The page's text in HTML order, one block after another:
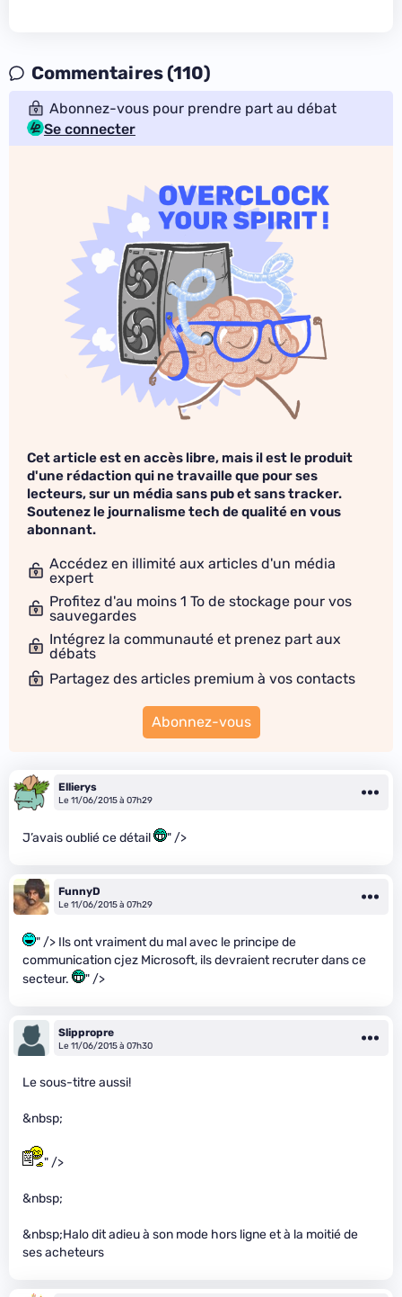
Commentaires (110)
Abonnez-vous pour prendre part au débat
Se connecter
Cet article est en accès libre, mais il est le produit
d'une rédaction qui ne travaille que pour ses
lecteurs, sur un média sans pub et sans tracker.
Soutenez le journalisme tech de qualité en vous
abonnant.
Accédez en illimité aux articles d'un média
expert
Profitez d'au moins 1 To de stockage pour vos
sauvegardes
Intégrez la communauté et prenez part aux
débats
Partagez des articles premium à vos contacts
Abonnez-vous
Ellierys
Le 11/06/2015 à 07h29
J’avais oublié ce détail " />
FunnyD
Le 11/06/2015 à 07h29
" /> Ils ont vraiment du mal avec le principe de
communication cjez Microsoft, ils devraient recruter dans ce
secteur.
" />
Slippropre
Le 11/06/2015 à 07h30
Le sous-titre aussi!
&nbsp;
" />
&nbsp;
&nbsp;Halo dit adieu à son mode hors ligne et à la moitié de
ses acheteurs